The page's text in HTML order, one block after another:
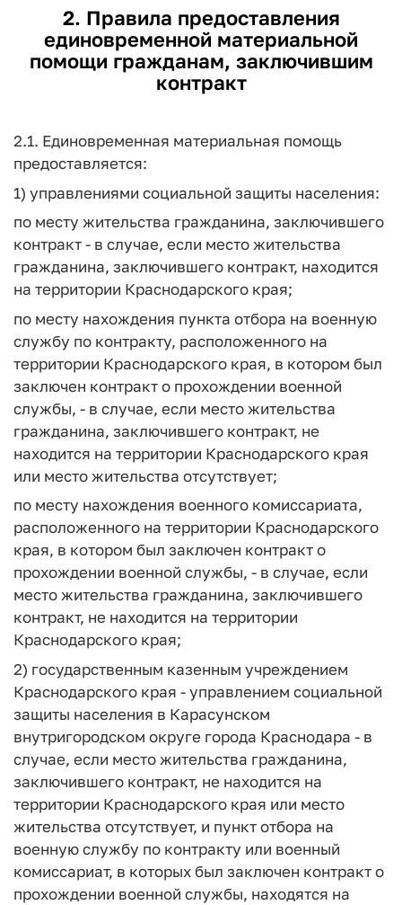
2. Правила предоставления
единовременной материальной
помощи гражданам, заключившим
контракт
2.1. Единовременная материальная помощь
предоставляется:
1) управлениями социальной защиты населения:
по месту жительства гражданина, заключившего
контракт - в случае, если место жительства
гражданина, заключившего контракт, находится
на территории Краснодарского края;
по месту нахождения пункта отбора на военную
службу по контракту, расположенного на
территории Краснодарского края, в котором был
заключен контракт о прохождении военной
службы, - в случае, если место жительства
гражданина, заключившего контракт, не
находится на территории Краснодарского края
или место жительства отсутствует;
по месту нахождения военного комиссариата,
расположенного на территории Краснодарского
края, в котором был заключен контракт о
прохождении военной службы, - в случае, если
место жительства гражданина, заключившего
контракт, не находится на территории
Краснодарского края;
2) государственным казенным учреждением
Краснодарского края - управлением социальной
защиты населения в Карасунском
внутригородском округе города Краснодара - в
случае, если место жительства гражданина,
заключившего контракт, не находится на
территории Краснодарского края или место
жительства отсутствует, и пункт отбора на
военную службу по контракту или военный
комиссариат, в которых был заключен контракт о
прохождении военной службы, находятся на